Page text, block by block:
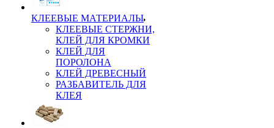
КЛЕЕВЫЕ МАТЕРИАЛЫ
КЛЕЕВЫЕ СТЕРЖНИ,
КЛЕЙ ДЛЯ КРОМКИ
КЛЕЙ ДЛЯ
ПОРОЛОНА
КЛЕЙ ДРЕВЕСНЫЙ
РАЗБАВИТЕЛЬ ДЛЯ
КЛЕЯ